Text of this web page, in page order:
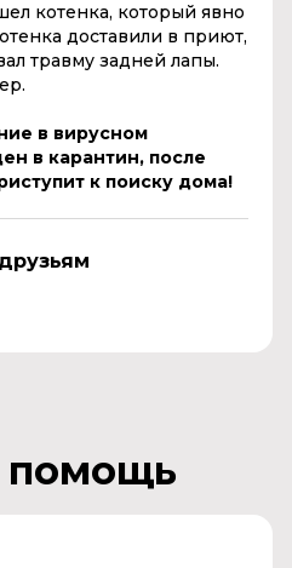
котенка, который явно
доставили в приют,
травму задней лапы.
в вирусном
в карантин, после
к поиску дома!
помощь